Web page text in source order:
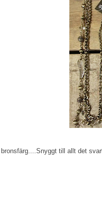
till allt det